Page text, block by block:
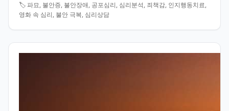
🏷️ 파묘, 불안증, 불안장애, 공포심리, 심리분석, 죄책감, 인지행동치료,
영화 속 심리, 불안 극복, 심리상담